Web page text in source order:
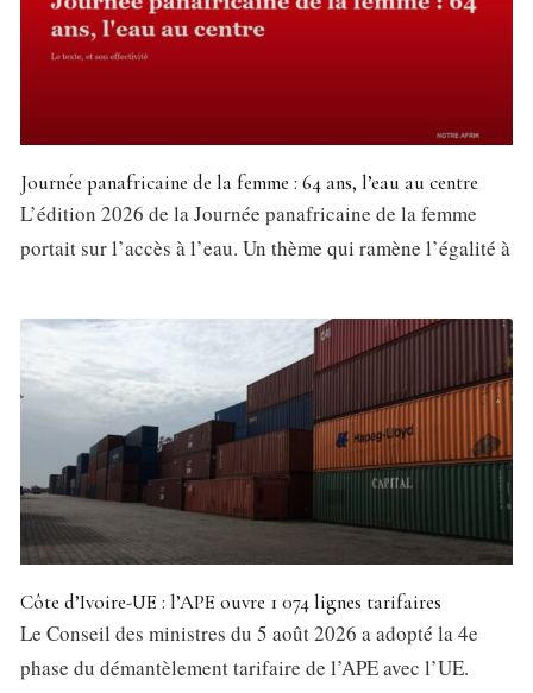
Journée panafricaine de la femme : 64 ans, l’eau au centre
L’édition 2026 de la Journée panafricaine de la femme
portait sur l’accès à l’eau. Un thème qui ramène l’égalité à
Côte d’Ivoire-UE : l’APE ouvre 1 074 lignes tarifaires
Le Conseil des ministres du 5 août 2026 a adopté la 4e
phase du démantèlement tarifaire de l’APE avec l’UE.